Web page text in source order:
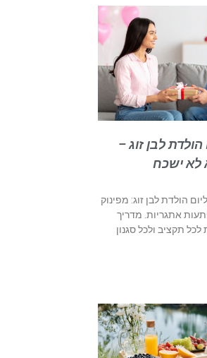
הולדת לבן זוג –
לא ישכח
הולדת לבן זוג: מפינוק
אתגריות. מדריך
לכל תקציב ולכל סגנון